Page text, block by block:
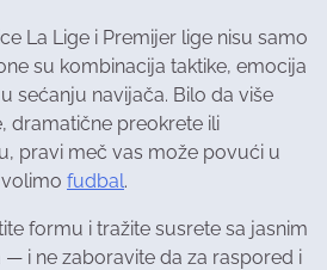
La Lige i Premijer lige nisu samo
su kombinacija taktike, emocija
sećanju navijača. Bilo da više
dramatične preokrete ili
pravi meč vas može povući u
fudbal.
formu i tražite susrete sa jasnim
i ne zaboravite da za raspored i